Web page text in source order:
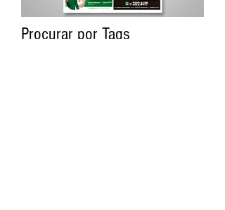
Procurar por Tags